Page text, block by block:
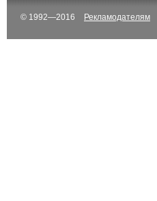
© 1992—2016 Рекламодателям